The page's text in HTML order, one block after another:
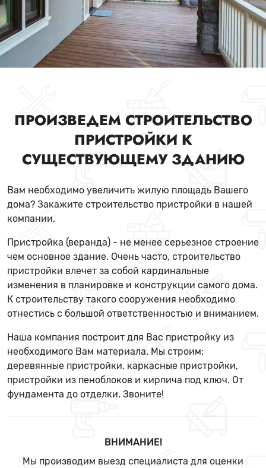
ПРОИЗВЕДЕМ СТРОИТЕЛЬСТВО
ПРИСТРОЙКИ К
СУЩЕСТВУЮЩЕМУ ЗДАНИЮ
Вам необходимо увеличить жилую площадь Вашего
дома? Закажите строительство пристройки в нашей
компании.
Пристройка (веранда) - не менее серьезное строение
чем основное здание. Очень часто, строительство
пристройки влечет за собой кардинальные
изменения в планировке и конструкции самого дома.
К строительству такого сооружения необходимо
отнестись с большой ответственностью и вниманием.
Наша компания построит для Вас пристройку из
необходимого Вам материала. Мы строим:
деревянные пристройки, каркасные пристройки,
пристройки из пеноблоков и кирпича под ключ. От
фундамента до отделки. Звоните!
ВНИМАНИЕ!
Мы производим выезд специалиста для оценки